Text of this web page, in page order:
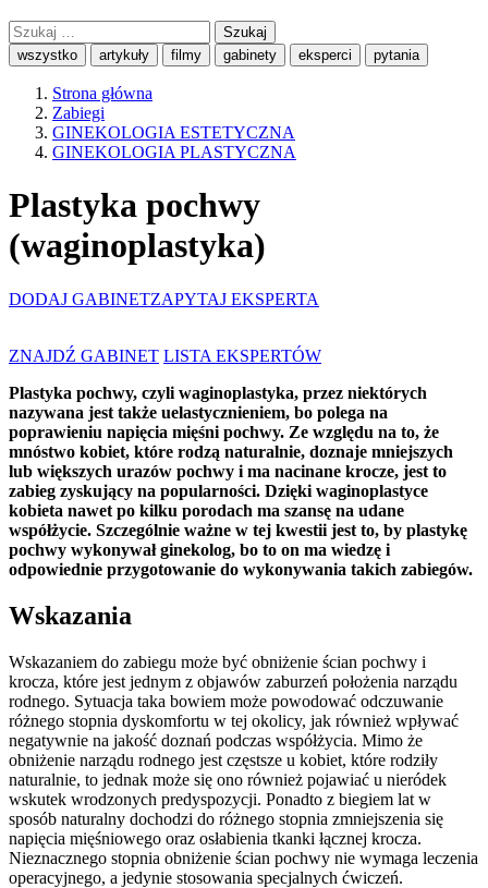
Szukaj:
wszystko artykuły filmy gabinety eksperci pytania
Strona główna
Zabiegi
GINEKOLOGIA ESTETYCZNA
GINEKOLOGIA PLASTYCZNA
Plastyka pochwy
(waginoplastyka)
DODAJ GABINETZAPYTAJ EKSPERTA
ZNAJDŹ GABINET LISTA EKSPERTÓW
Plastyka pochwy, czyli waginoplastyka, przez niektórych
nazywana jest także uelastycznieniem, bo polega na
poprawieniu napięcia mięśni pochwy. Ze względu na to, że
mnóstwo kobiet, które rodzą naturalnie, doznaje mniejszych
lub większych urazów pochwy i ma nacinane krocze, jest to
zabieg zyskujący na popularności. Dzięki waginoplastyce
kobieta nawet po kilku porodach ma szansę na udane
współżycie. Szczególnie ważne w tej kwestii jest to, by plastykę
pochwy wykonywał ginekolog, bo to on ma wiedzę i
odpowiednie przygotowanie do wykonywania takich zabiegów.
Wskazania
Wskazaniem do zabiegu może być obniżenie ścian pochwy i
krocza, które jest jednym z objawów zaburzeń położenia narządu
rodnego. Sytuacja taka bowiem może powodować odczuwanie
różnego stopnia dyskomfortu w tej okolicy, jak również wpływać
negatywnie na jakość doznań podczas współżycia. Mimo że
obniżenie narządu rodnego jest częstsze u kobiet, które rodziły
naturalnie, to jednak może się ono również pojawiać u nieródek
wskutek wrodzonych predyspozycji. Ponadto z biegiem lat w
sposób naturalny dochodzi do różnego stopnia zmniejszenia się
napięcia mięśniowego oraz osłabienia tkanki łącznej krocza.
Nieznacznego stopnia obniżenie ścian pochwy nie wymaga leczenia
operacyjnego, a jedynie stosowania specjalnych ćwiczeń.